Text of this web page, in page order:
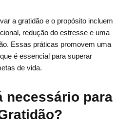
a gratidão e o propósito incluem
redução do estresse e uma
Essas práticas promovem uma
é essencial para superar
de vida.
necessário para